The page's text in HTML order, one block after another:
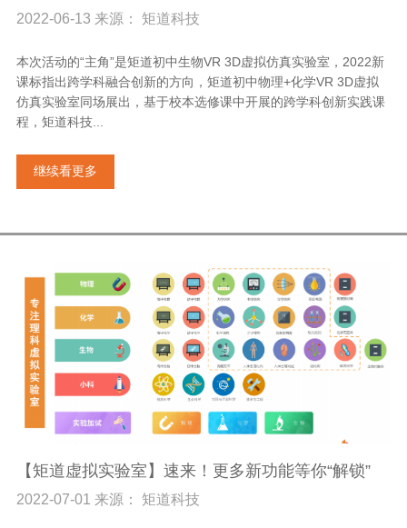
2022-06-13 来源： 矩道科技
本次活动的“主角”是矩道初中生物VR 3D虚拟仿真实验室，2022新
课标指出跨学科融合创新的方向，矩道初中物理+化学VR 3D虚拟
仿真实验室同场展出，基于校本选修课中开展的跨学科创新实践课
程，矩道科技...
继续看更多
【矩道虚拟实验室】速来！更多新功能等你“解锁”
2022-07-01 来源： 矩道科技